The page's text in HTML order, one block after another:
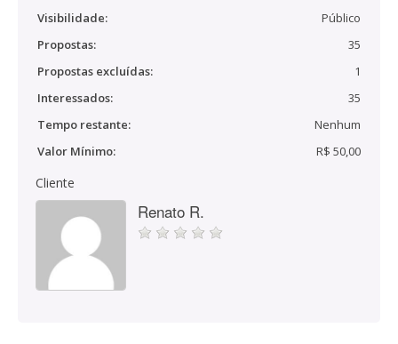
Visibilidade:
Público
Propostas:
35
Propostas excluídas:
1
Interessados:
35
Tempo restante:
Nenhum
Valor Mínimo:
R$ 50,00
Cliente
Renato R.